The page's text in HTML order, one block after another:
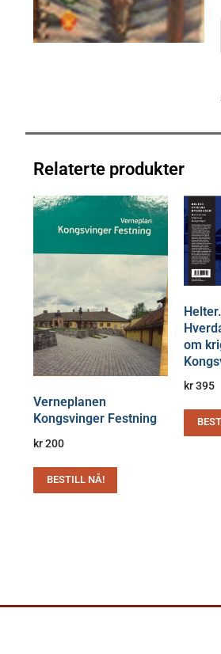
Relaterte produkter
Verneplanen
Kongsvinger Festning
kr200
BESTILL NÅ!
om
kr395